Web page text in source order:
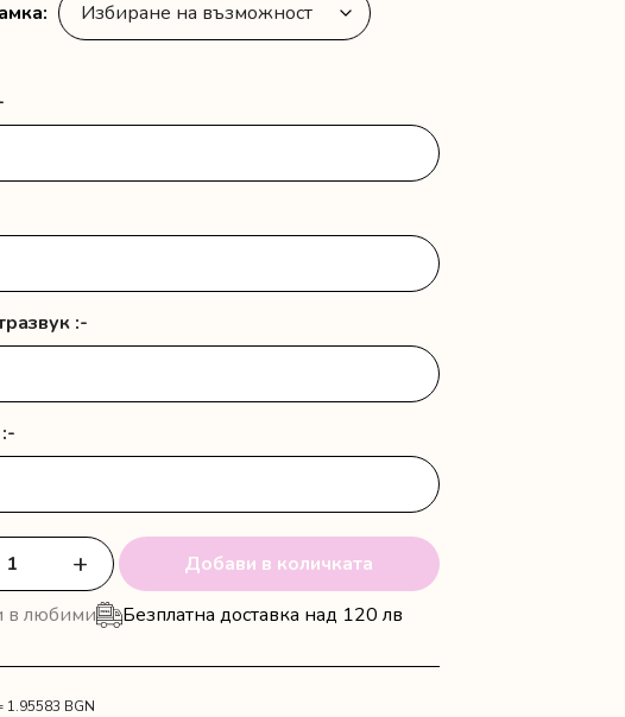
56.00 лв.
28.63 €
:-
+
Добави в количката
в любими
Безплатна доставка над 120 лв
1.95583 BGN